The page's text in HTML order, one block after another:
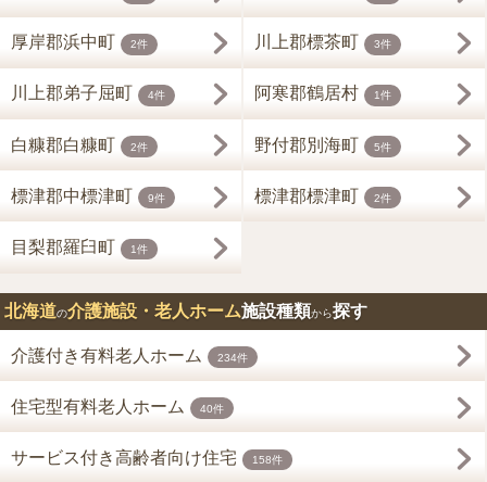
厚岸郡浜中町 2件 川上郡標茶町 3件
川上郡弟子屈町 4件 阿寒郡鶴居村 1件
白糠郡白糠町 2件 野付郡別海町 5件
標津郡中標津町 9件 標津郡標津町 2件
目梨郡羅臼町 1件
北海道の介護施設・老人ホーム施設種類から探す
介護付き有料老人ホーム 234件
住宅型有料老人ホーム 40件
サービス付き高齢者向け住宅 158件